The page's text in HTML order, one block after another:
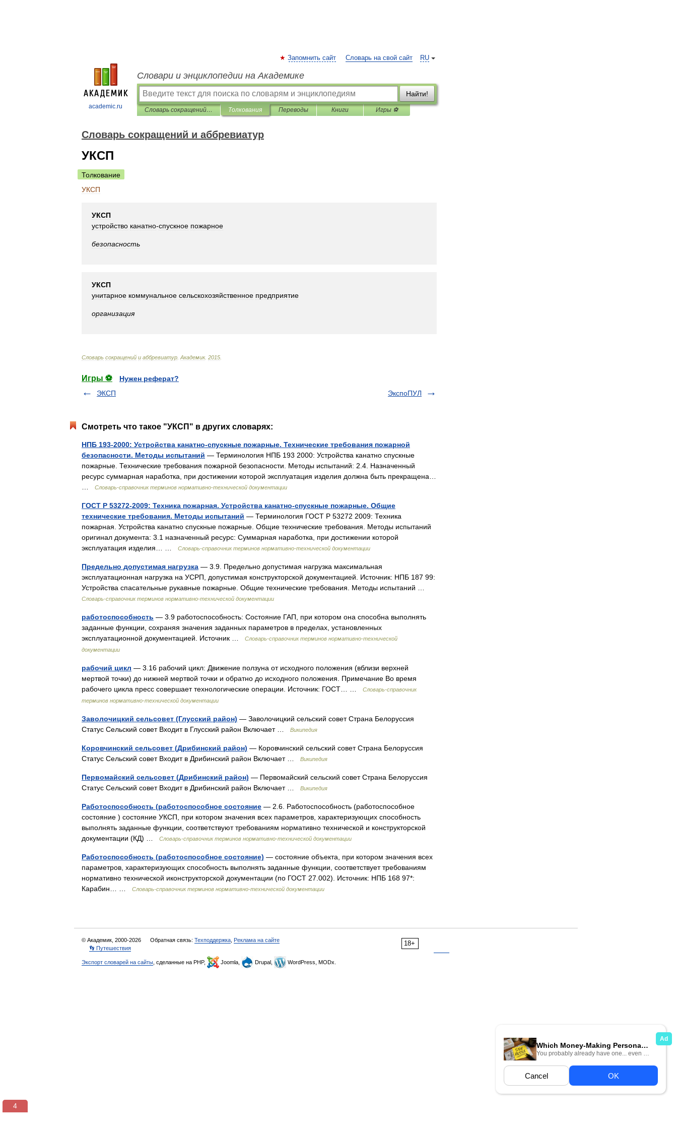
academic.ru
RU
Запомнить сайт Словарь на свой сайт
Словари и энциклопедии на Академике
Найти!
Словарь сокращений и аббревиатур Толкования Переводы Книги Игры ⚽
Словарь сокращений и аббревиатур
УКСП
Толкование
УКСП
УКСП
устройство канатно-спускное пожарное
безопасность
УКСП
унитарное коммунальное сельскохозяйственное предприятие
организация
Словарь сокращений и аббревиатур Академик. 2015
Игры ⚽
Нужен реферат?
ЭКСП
ЭкспоПУЛ
Смотреть что такое "УКСП" в других словарях:
НПБ 193-2000: Устройства канатно-спускные пожарные. Технические требования пожарной
безопасности. Методы испытаний — Терминология НПБ 193 2000: Устройства канатно спускные
пожарные. Технические требования пожарной безопасности. Методы испытаний: 2.4. Назначенный
ресурс суммарная наработка, при достижении которой эксплуатация изделия должна быть прекращена…
Словарь-справочник терминов нормативно-технической документации
ГОСТ Р 53272-2009: Техника пожарная. Устройства канатно-спускные пожарные. Общие
технические требования. Методы испытаний — Терминология ГОСТ Р 53272 2009: Техника
пожарная. Устройства канатно спускные пожарные. Общие технические требования. Методы испытаний
оригинал документа: 3.1 назначенный ресурс: Суммарная наработка, при достижении которой
эксплуатация изделия… …
Словарь-справочник терминов нормативно-технической документации
Предельно допустимая нагрузка — 3.9. Предельно допустимая нагрузка максимальная
эксплуатационная нагрузка на УСРП, допустимая конструкторской документацией. Источник: НПБ 187 99:
Устройства спасательные рукавные пожарные. Общие технические требования. Методы испытаний …
Словарь-справочник терминов нормативно-технической документации
работоспособность — 3.9 работоспособность: Состояние ГАП, при котором она способна выполнять
заданные функции, сохраняя значения заданных параметров в пределах, установленных
эксплуатационной документацией. Источник …
Словарь-справочник терминов нормативно-технической
документации
рабочий цикл — 3.16 рабочий цикл: Движение ползуна от исходного положения (вблизи верхней
мертвой точки) до нижней мертвой точки и обратно до исходного положения. Примечание Во время
рабочего цикла пресс совершает технологические операции. Источник: ГОСТ… …
Словарь-справочник
терминов нормативно-технической документации
Заволочицкий сельсовет (Глусский район) — Заволочицкий сельский совет Страна Белоруссия
Статус Сельский совет Входит в Глусский район Включает …
Википедия
Коровчинский сельсовет (Дрибинский район) — Коровчинский сельский совет Страна Белоруссия
Статус Сельский совет Входит в Дрибинский район Включает …
Википедия
Первомайский сельсовет (Дрибинский район) — Первомайский сельский совет Страна Белоруссия
Статус Сельский совет Входит в Дрибинский район Включает …
Википедия
Работоспособность (работоспособное состояние — 2.6. Работоспособность (работоспособное
состояние ) состояние УКСП, при котором значения всех параметров, характеризующих способность
выполнять заданные функции, соответствуют требованиям нормативно технической и конструкторской
документации (КД) …
Словарь-справочник терминов нормативно-технической документации
Работоспособность (работоспособное состояние) — состояние объекта, при котором значения всех
параметров, характеризующих способность выполнять заданные функции, соответствует требованиям
нормативно технической иконструкторской документации (по ГОСТ 27.002). Источник: НПБ 168 97*:
Карабин… …
Словарь-справочник терминов нормативно-технической документации
18+
© Академик, 2000-2026 Обратная связь: Техподдержка Реклама на сайте
👣 Путешествия
Экспорт словарей на сайты , сделанные на PHP, Joomla, Drupal, WordPress, MODx.
3